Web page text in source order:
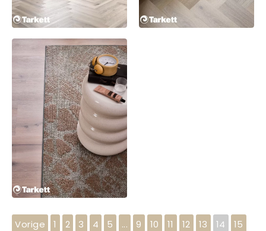
Vorige 1 2 3 4 5 ... 9 10 11 12 13 14
15